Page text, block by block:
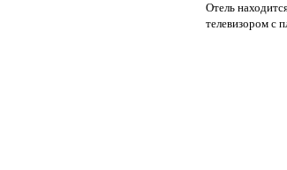
Отель
телевизором с